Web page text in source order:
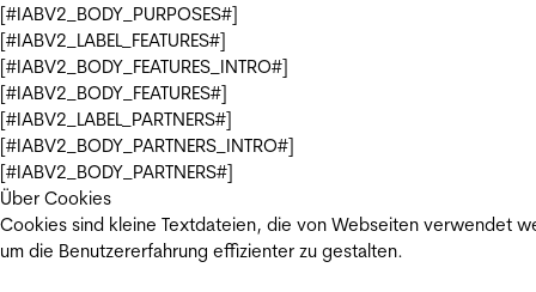
[#IABV2_BODY_PURPOSES#]
[#IABV2_LABEL_FEATURES#]
[#IABV2_BODY_FEATURES_INTRO#]
[#IABV2_BODY_FEATURES#]
[#IABV2_LABEL_PARTNERS#]
[#IABV2_BODY_PARTNERS_INTRO#]
[#IABV2_BODY_PARTNERS#]
Über Cookies
Cookies sind kleine Textdateien, die von Webseiten verwendet
um die Benutzererfahrung effizienter zu gestalten.